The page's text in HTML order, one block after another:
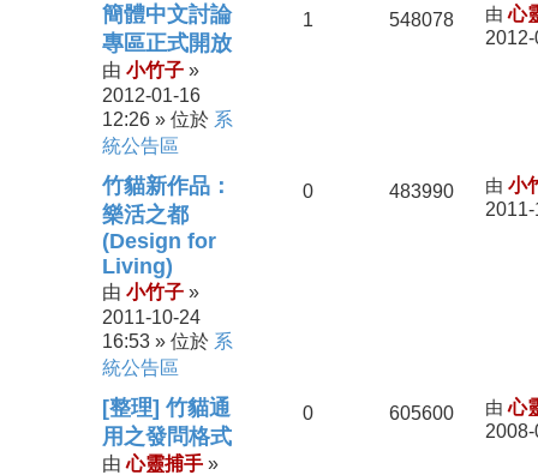
簡體中文討論
專區正式開放
由 小竹子 »
2012-01-16
12:26 » 位於 系
統公告區
1 548078 由心
竹貓新作品：
樂活之都
(Design for
Living)
由 小竹子 »
2011-10-24
16:53 » 位於 系
統公告區
0 483990 由 小
[整理] 竹貓通
用之發問格式
由心靈捕手 »
0 605600 由心